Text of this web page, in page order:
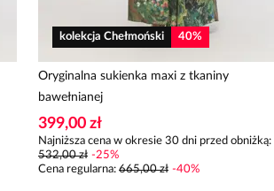
kolekcja Chełmoński 40%
Oryginalna sukienka maxi z tkaniny
bawełnianej
399,00 zł
Najniższa cena w okresie 30 dni przed obniżką:
532,00 zł -25%
Cena regularna: 665,00 zł -40%